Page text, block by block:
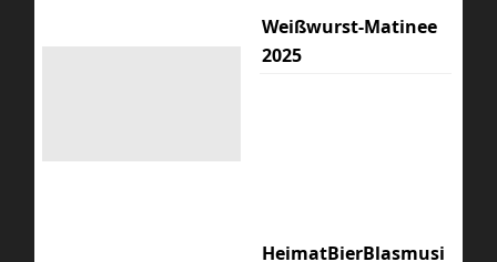
Weißwurst-Matinee
2025
HeimatBierBlasmusi